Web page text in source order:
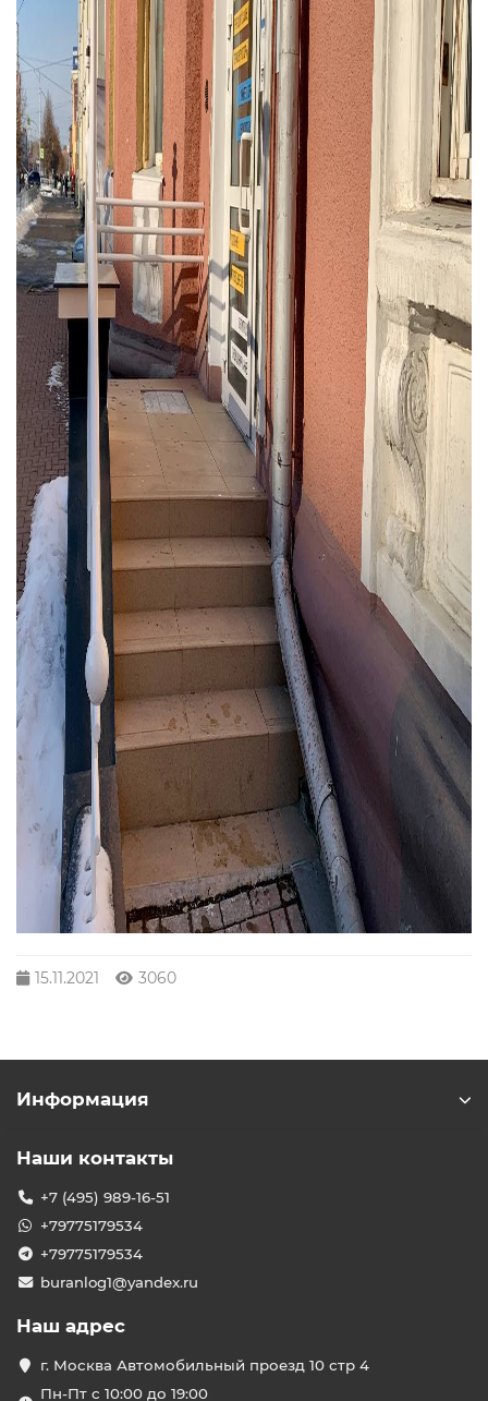
15.11.2021 3060
Информация
Наши контакты
+7 (495) 989-16-51
+79775179534
+79775179534
buranlog1@yandex.ru
Наш адрес
г. Москва Автомобильный проезд 10 стр 4
Пн-Пт с 10:00 до 19:00